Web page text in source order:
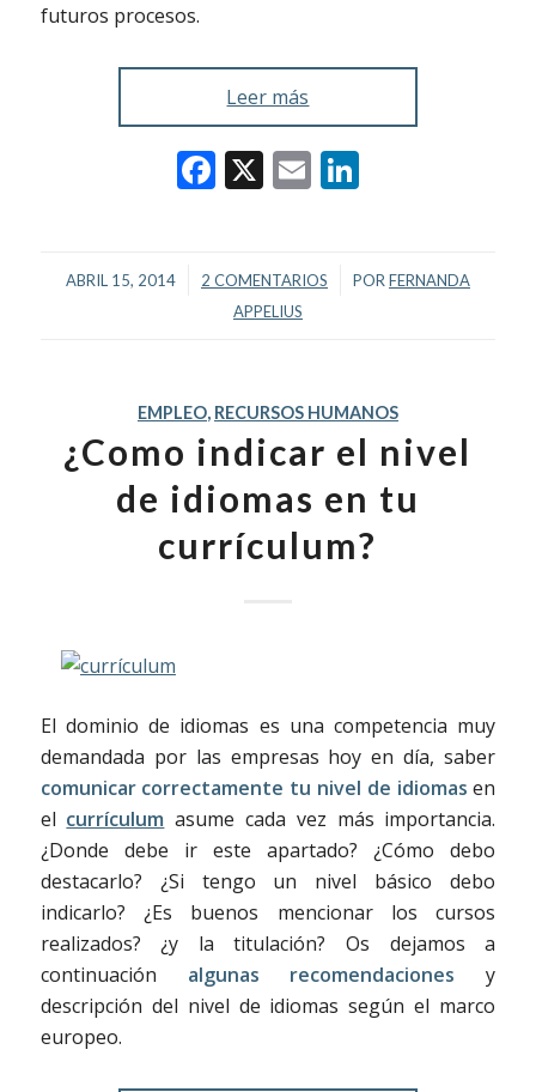
futuros procesos.
Leer más
Facebook
X EmailLinkedIn
ABRIL 15, 2014
/ 2 COMENTARIOS
/ POR FERNANDA
APPELIUS
EMPLEO, RECURSOS HUMANOS
¿Como indicar el nivel
de idiomas en tu
currículum?
El dominio de idiomas es una competencia muy
demandada por las empresas hoy en día, saber
comunicar correctamente tu nivel de idiomas en
el currículum asume cada vez más importancia.
¿Donde debe ir este apartado? ¿Cómo debo
destacarlo? ¿Si tengo un nivel básico debo
indicarlo? ¿Es buenos mencionar los cursos
realizados? ¿y la titulación? Os dejamos a
continuación algunas recomendaciones y
descripción del nivel de idiomas según el marco
europeo.